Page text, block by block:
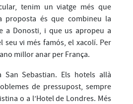
tenim un viatge més que
proposta és que combineu la
a Donosti, i que us apropeu a
seu vi més famós, el xacolí. Per
millor anar per França.
San Sebastian. Els hotels allà
de pressupost, sempre
o a l’Hotel de Londres. Més